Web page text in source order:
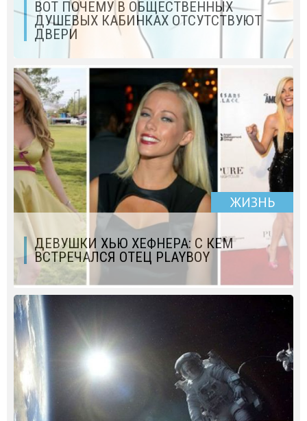
ВОТ ПОЧЕМУ В ОБЩЕСТВЕННЫХ
ДУШЕВЫХ КАБИНКАХ ОТСУТСТВУЮТ
ДВЕРИ
ЖИЗНЬ
ДЕВУШКИ ХЬЮ ХЕФНЕРА: С КЕМ
ВСТРЕЧАЛСЯ ОТЕЦ PLAYBOY